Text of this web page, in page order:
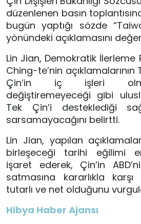
düzenlenen basın
bugün yaptığı sözde
yönündeki açıklamasını
Lin Jian, Demokratik İlerleme
Ching-te’nin
Çin’in iç işleri
değiştiremeyeceği gibi
Tek Çin’i desteklediği
sarsamayacağını belirtti.
Lin Jian, yapılan
birleşeceği tarihi eğilimi
işaret ederek, Çin’in
satmasına kararlıkla
tutarlı ve net olduğunu
Hibya Haber Ajansı